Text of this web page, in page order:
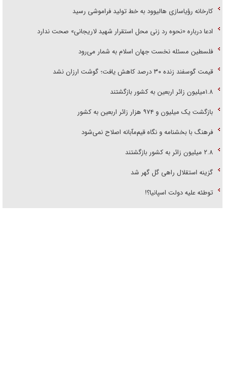
کارخانه رؤیاسازی هالیوود به خط تولید فراموشی رسید
ادعا درباره «نحوه رد زنی محل استقرار شهید لاریجانی» صحت ندارد
فلسطین مسئله نخست جهان اسلام به شمار می‌رود
قیمت گوسفند زنده ۳۰ درصد کاهش یافت؛ گوشت ارزان نشد
۱.۸میلیون زائر اربعین به کشور بازگشتند
بازگشت یک میلیون و ۹۷۴ هزار زائر اربعین به کشور
فرهنگ با بخشنامه و نگاه قیم‌مآبانه اصلاح نمی‌شود
۲.۸ میلیون زائر به کشور بازگشتند
گزینه استقلال راهی گل گهر شد
توطئه علیه دولت اسپانیا؟!